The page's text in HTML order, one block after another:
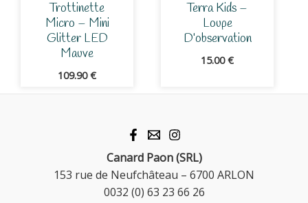
Trottinette
Micro – Mini
Glitter LED
Mauve
109.90€
Terra Kids –
Loupe
D’observation
15.00€
Canard Paon (SRL)
153 rue de Neufchâteau – 6700 ARLON
0032 (0) 63 23 66 26